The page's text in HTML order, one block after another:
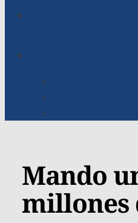
Mando
millones